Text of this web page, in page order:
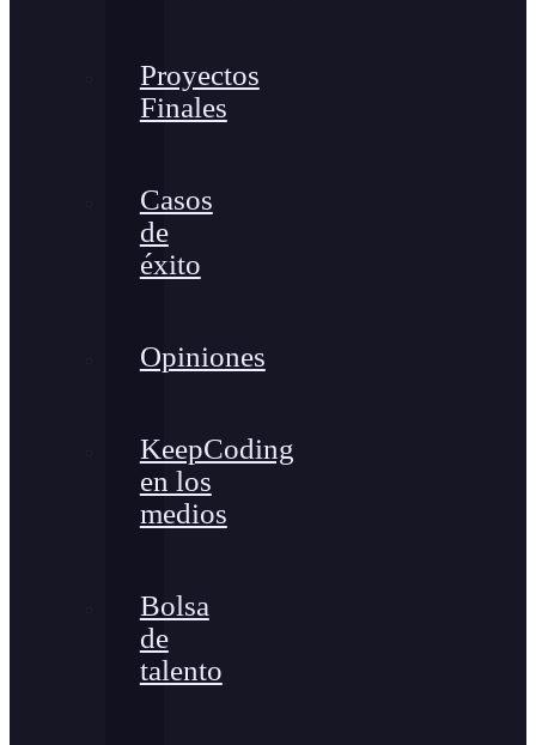
Proyectos
Finales
Casos
de
éxito
Opiniones
KeepCoding
en los
medios
Bolsa
de
talento